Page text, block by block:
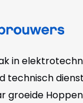
in
technisch
groeide